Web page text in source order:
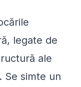
legate de
ale
Se simte un